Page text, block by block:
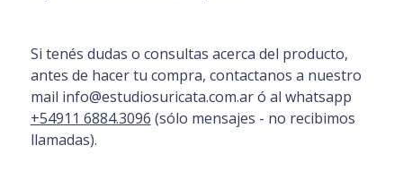
Si tenés dudas o consultas acerca del producto,
antes de hacer tu compra, contactanos a nuestro
mail info@estudiosuricata.com.ar ó al whatsapp
+54911 6884.3096 (sólo mensajes - no recibimos
llamadas).